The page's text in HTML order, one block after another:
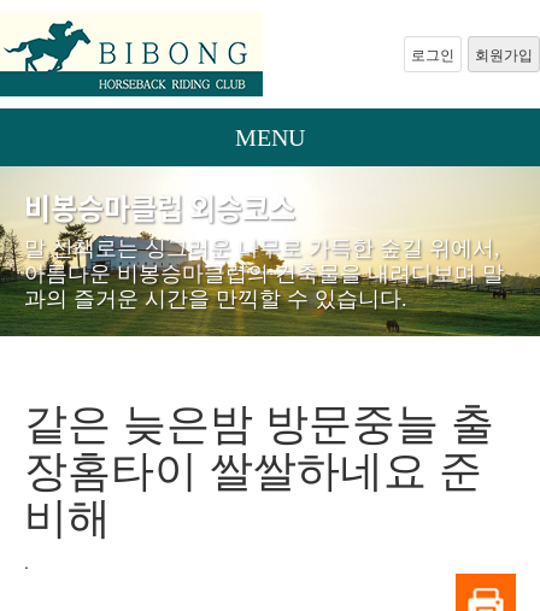
로그인 회원가입
MENU
비봉승마클럽 외승코스
말 산책로는 싱그러운 나무로 가득한 숲길 위에서,
아름다운 비봉승마클럽의 건축물을 내려다보며 말
과의 즐거운 시간을 만끽할 수 있습니다.
같은 늦은밤 방문중늘 출
장홈타이 쌀쌀하네요 준
비해
.